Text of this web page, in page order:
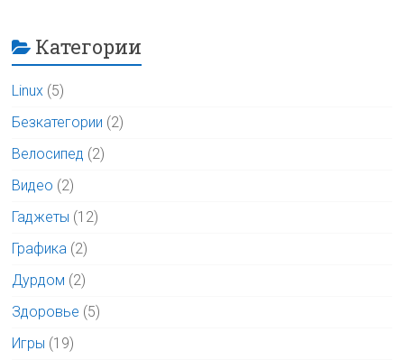
Категории
Linux (5)
Безкатегории (2)
Велосипед (2)
Видео (2)
Гаджеты (12)
Графика (2)
Дурдом (2)
Здоровье (5)
Игры (19)